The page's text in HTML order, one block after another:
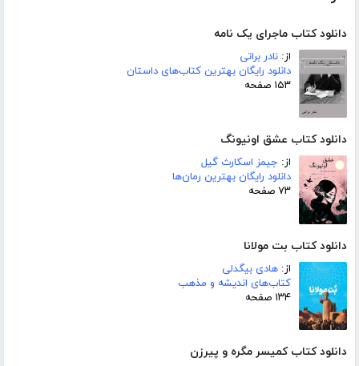
دانلود کتاب ماجرای یک نامه
از: نادر براتی
دانلود رایگان بهترین کتاب‌های داستان
۱۵۳ صفحه
دانلود کتاب عشق اونیونگ
از: جیمز اسکارث گیل
دانلود رایگان بهترین رمان‌ها
۷۳ صفحه
دانلود کتاب بت مولانا
از: هادی بیگدلی
کتاب‌های اندیشه و مذهب
۱۳۴ صفحه
دانلود کتاب کمیسر مگره و پیرزن